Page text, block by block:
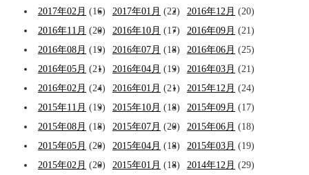
2017年02月 (16) 2017年01月 (22) 2016年12月 (20)
2016年11月 (20) 2016年10月 (17) 2016年09月 (21)
2016年08月 (19) 2016年07月 (18) 2016年06月 (25)
2016年05月 (21) 2016年04月 (19) 2016年03月 (21)
2016年02月 (24) 2016年01月 (21) 2015年12月 (24)
2015年11月 (19) 2015年10月 (18) 2015年09月 (17)
2015年08月 (18) 2015年07月 (20) 2015年06月 (18)
2015年05月 (20) 2015年04月 (18) 2015年03月 (19)
2015年02月 (20) 2015年01月 (18) 2014年12月 (29)